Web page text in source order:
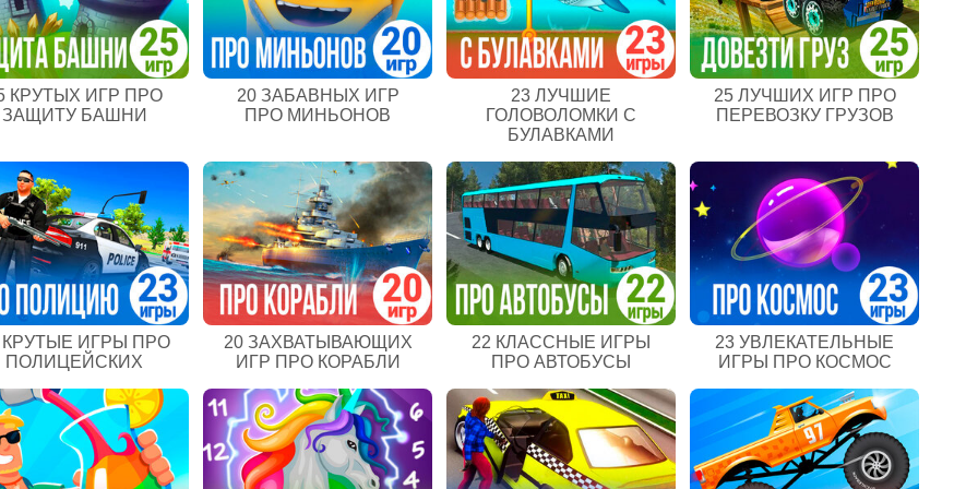
КРУТЫХ ИГР ПРО
ЗАЩИТУ БАШНИ
20 ЗАБАВНЫХ ИГР
ПРО МИНЬОНОВ
23 ЛУЧШИЕ
ГОЛОВОЛОМКИ С
БУЛАВКАМИ
25 ЛУЧШИХ ИГР ПРО
ПЕРЕВОЗКУ ГРУЗОВ
КРУТЫЕ ИГРЫ ПРО
ПОЛИЦЕЙСКИХ
20 ЗАХВАТЫВАЮЩИХ
ИГР ПРО КОРАБЛИ
22 КЛАССНЫЕ ИГРЫ
ПРО АВТОБУСЫ
23 УВЛЕКАТЕЛЬНЫЕ
ИГРЫ ПРО КОСМОС